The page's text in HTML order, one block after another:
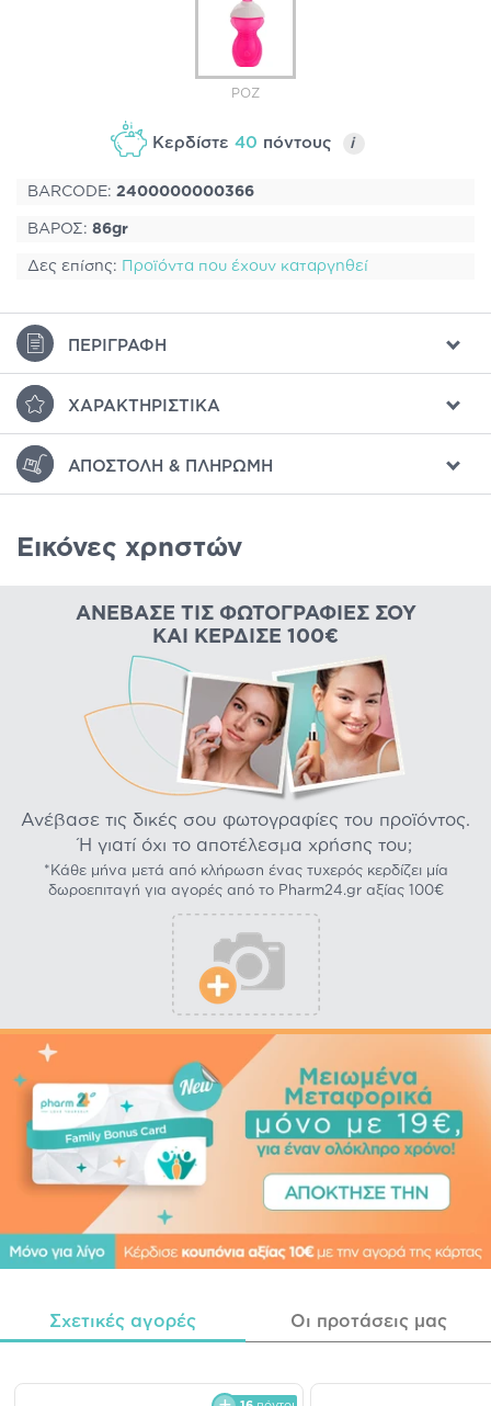
ΡΟΖ
Κερδίστε 40 πόντους i
BARCODE: 2400000000366
ΒΑΡΟΣ: 86gr
Δες επίσης: Προϊόντα που έχουν καταργηθεί
ΠΕΡΙΓΡΑΦΉ
ΧΑΡΑΚΤΗΡΙΣΤΙΚΆ
ΑΠΟΣΤΟΛΉ & ΠΛΗΡΩΜΉ
Εικόνες χρηστών
ΑΝΈΒΑΣΕ ΤΙΣ ΦΩΤΟΓΡΑΦΊΕΣ ΣΟΥ
ΚΑΙ ΚΈΡΔΙΣΕ 100€
Ανέβασε τις δικές σου φωτογραφίες του προϊόντος.
Ή γιατί όχι το αποτέλεσμα χρήσης του;
*Κάθε μήνα μετά από κλήρωση ένας τυχερός κερδίζει μία
δωροεπιταγή για αγορές από το Pharm24.gr αξίας 100€
Σχετικές αγορές Οι προτάσεις μας